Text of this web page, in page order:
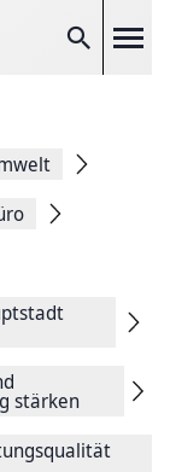
Suche
stärken